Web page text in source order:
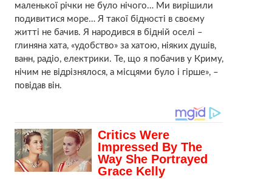
маленької річки не було нічого… Ми вирішили
подивитися море… Я такої бідності в своєму
житті не бачив. Я народився в бідній оселі –
глиняна хата, «удобство» за хатою, ніяких душів,
ванн, радіо, електрики. Те, що я побачив у Криму,
нічим не відрізнялося, а місцями було і гірше», –
повідав він.